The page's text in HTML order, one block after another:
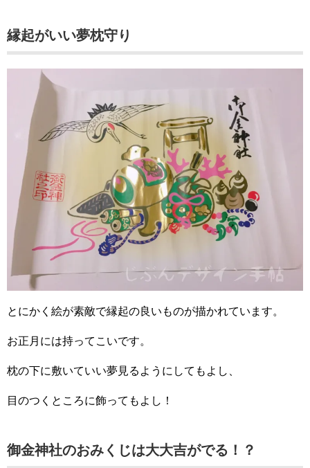
縁起がいい夢枕守り
とにかく絵が素敵で縁起の良いものが描かれています。
お正月には持ってこいです。
枕の下に敷いていい夢見るようにしてもよし、
目のつくところに飾ってもよし！
御金神社のおみくじは大大吉がでる！？